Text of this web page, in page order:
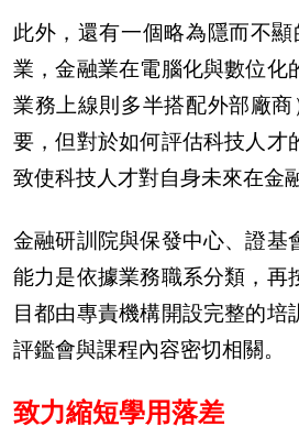
此外，還有一個略為隱而不
業，金融業在電腦化與數位化
業務上線則多半搭配外部廠
要，但對於如何評估科技人才
致使科技人才對自身未來在金
金融研訓院與保發中心、證基
能力是依據業務職系分類，再
目都由專責機構開設完整的
評鑑會與課程內容密切相關。
致力縮短學用落差